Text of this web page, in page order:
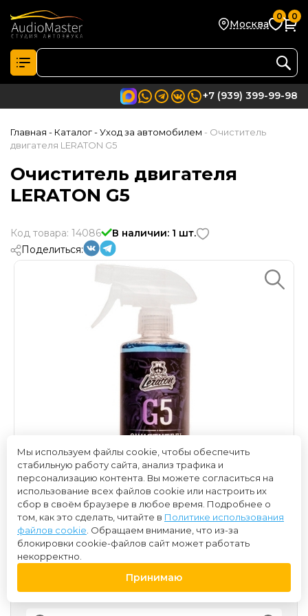
Москва
0 0
+7 (939) 399-99-98
Главная - Каталог- Уход за автомобилем - Очиститель
двигателя LERATON G5
Очиститель двигателя
LERATON G5
Код товара: 14086
В наличии: 1 шт.
Поделиться:
650 ₽
Мы используем файлы cookie, чтобы обеспечить
стабильную работу сайта, анализ трафика и
персонализацию контента. Вы можете согласиться на
использование всех файлов cookie или настроить их
сбор в своём браузере в любое время. Подробнее о
том, как это сделать, читайте в Политике использования
файлов cookie . Обращаем внимание, что из-за
блокировки cookie-файлов сайт может работать
некорректно.
Принимаю